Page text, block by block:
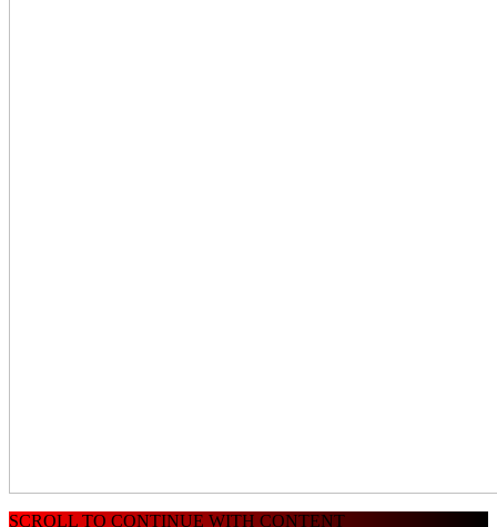
SCROLL TO CONTINUE WITH CONTENT